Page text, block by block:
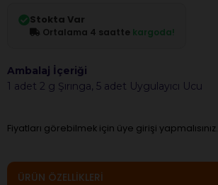
Stokta Var
Ortalama 4 saatte kargoda!
Ambalaj İçeriği
1 adet 2 g Şırınga, 5 adet Uygulayıcı Ucu
Fiyatları görebilmek için üye girişi yapmalısınız.
ÜRÜN ÖZELLIKLERI